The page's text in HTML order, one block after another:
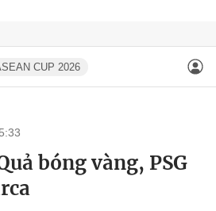
CUP 2026
bóng vàng, PSG